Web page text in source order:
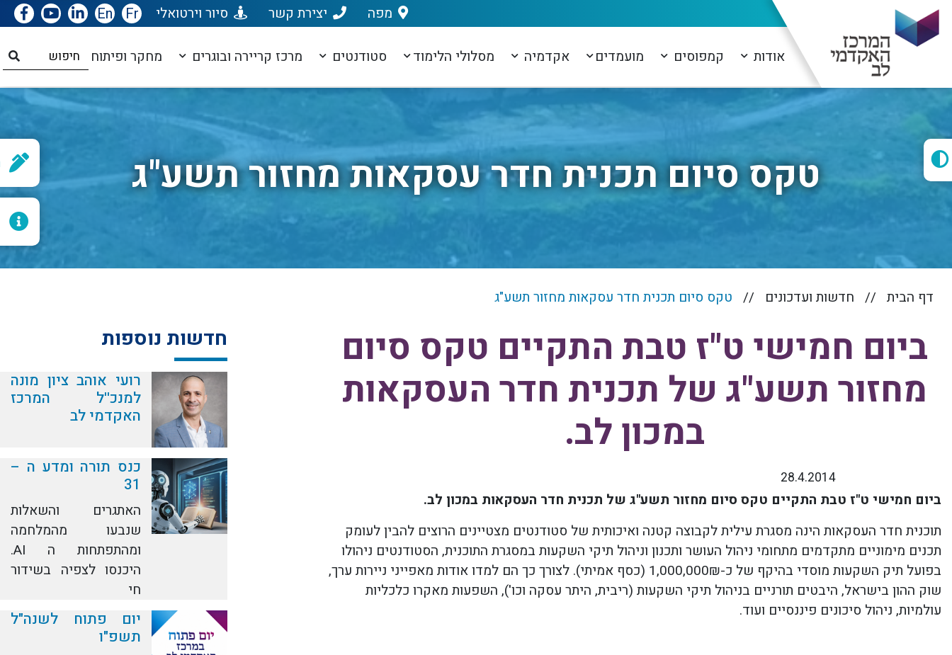
מפה יצירת קשר סיור וירטואלי Fr
En
אודות קמפוסים מועמדים אקדמיה מסלולי הלימוד סטודנטים מרכז קריירה ובוגרים מחקר ופיתוח
טקס סיום תכנית חדר עסקאות מחזור תשע"ג
דף הבית חדשות ועדכונים טקס סיום תכנית חדר עסקאות מחזור תשע"ג
ביום חמישי ט"ז טבת התקיים טקס סיום
מחזור תשע"ג של תכנית חדר העסקאות
במכון לב.
28.4.2014
ביום חמישי ט"ז טבת התקיים טקס סיום מחזור תשע"ג של תכנית חדר העסקאות במכון לב.
תוכנית חדר העסקאות הינה מסגרת עילית לקבוצה קטנה ואיכותית של סטודנטים מצטיינים הרוצים להבין לעומק
תכנים מימוניים מתקדמים מתחומי ניהול העושר ותכנון וניהול תיקי השקעות במסגרת התוכנית, הסטודנטים ניהולו
בפועל תיק השקעות מוסדי בהיקף של כ-1,000,000₪ (כסף אמיתי). לצורך כך הם למדו אודות מאפייני ניירות ערך,
שוק ההון בישראל, היבטים תורניים בניהול תיקי השקעות (ריבית, היתר עסקה וכו'), השפעות מאקרו כלכליות
עולמיות, ניהול סיכונים פיננסיים ועוד.
חדשות נוספות
רועי אוהב ציון מונה
למנכ''ל המרכז
האקדמי לב
כנס תורה ומדע ה –
31
האתגרים והשאלות
שנבעו מהמלחמה
ומהתפתחות ה AI.
היכנסו לצפיה בשידור
חי
יום פתוח לשנה"ל
תשפ"ו